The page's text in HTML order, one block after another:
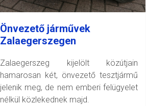
Önvezető járművek
Zalaegerszegen
Zalaegerszeg kijelölt közútjain
hamarosan két, önvezető tesztjármű
jelenik meg, de nem emberi felügyelet
nélkül közlekednek majd.